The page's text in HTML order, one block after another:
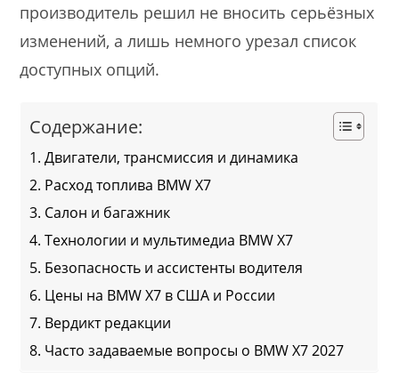
производитель решил не вносить серьёзных
изменений, а лишь немного урезал список
доступных опций.
Содержание:
Двигатели, трансмиссия и динамика
Расход топлива BMW X7
Салон и багажник
Технологии и мультимедиа BMW X7
Безопасность и ассистенты водителя
Цены на BMW X7 в США и России
Вердикт редакции
Часто задаваемые вопросы о BMW X7 2027